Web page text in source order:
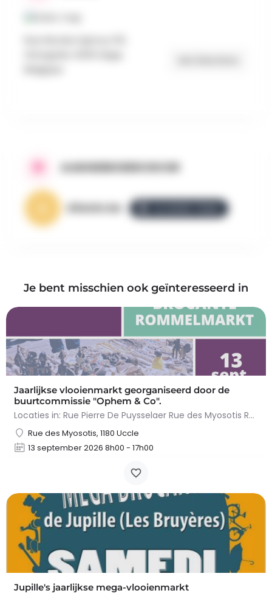
AANGEBODEN DOOR
Je bent misschien ook geïnteresseerd in
Jaarlijkse vlooienmarkt georganiseerd door de
buurtcommissie "Ophem & Co".
Locaties in: Rue Pierre De Puysselaer Rue des Myosotis Rue Molenvelt Rue Egide Van Ophem Registreer je…
Rue des Myosotis, 1180 Uccle
13 september 2026 8h00 - 17h00
Jupille's jaarlijkse mega-vlooienmarkt